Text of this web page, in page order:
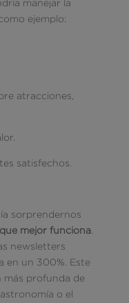
manejar la
ejemplo:
atracciones,
satisfechos.
sorprendernos
mejor funciona.
newsletters
en un 300%. Este
más profunda de
o el